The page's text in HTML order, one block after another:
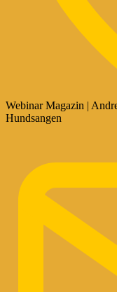
Webinar Magazin |
Hundsangen